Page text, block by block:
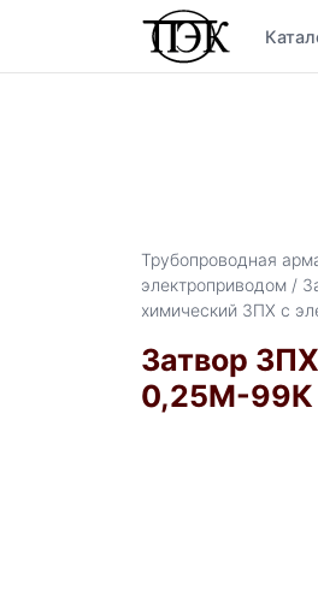
Трубопроводная
электроприводом /
химический ЗПХ с
Затвор
0,25М-99К